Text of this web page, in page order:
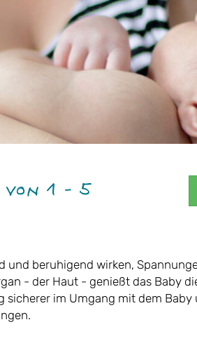
1 - 5
und beruhigend wirken,
- der Haut - genießt das Baby
im Umgang mit dem Baby